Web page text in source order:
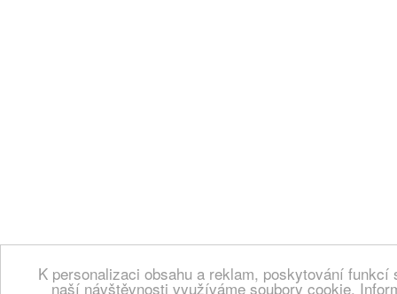
K personalizaci obsahu a reklam, poskytování
naší návštěvnosti využíváme soubory cookie.